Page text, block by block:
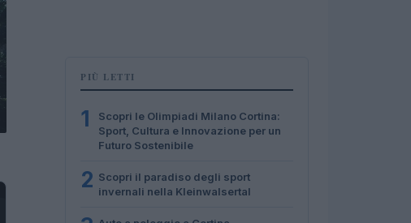
PIÙ LETTI
1
Scopri le Olimpiadi Milano Cortina:
Sport, Cultura e Innovazione per un
Futuro Sostenibile
2 Scopri il paradiso degli sport
invernali nella Kleinwalsertal